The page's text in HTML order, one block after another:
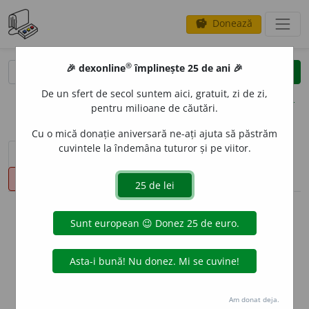
savings Donează
clear
opțiuni
sinteza definițiilor (1) definiții (17)
declinări
info
Aceste definiții sunt compilate de
echipa dexonline. Definițiile
originale se află pe filadefiniții.
Puteți reordona filele pe pagina de
🎉 dexonline® împlinește 25 de ani 🎉
De un sfert de secol suntem aici, gratuit, zi de zi,
pentru milioane de căutări.
Cu o mică donație aniversară ne-ați ajuta să păstrăm
cuvintele la îndemâna tuturor și pe viitor.
Am donat deja.